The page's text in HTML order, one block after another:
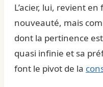
L’acier, lui, revient
nouveauté, mais
dont la pertinence
quasi infinie et sa
font le pivot de la